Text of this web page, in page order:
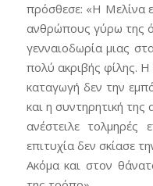
πρόσθεσε: «Η Μελίνα
ανθρώπους γύρω της
γενναιοδωρία μιας
πολύ ακριβής φίλης. Η
καταγωγή δεν την
και η συντηρητική της
ανέστειλε
επιτυχία δεν σκίασε
Ακόμα και στον